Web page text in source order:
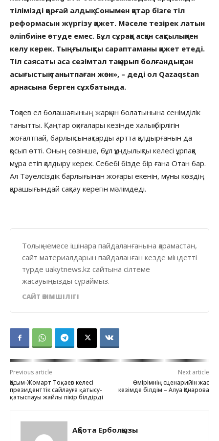
тілімізді қорғай алдық. Сонымен қатар бізге тіл
реформасын жүргізу қажет. Мәселе тезірек латын
әліпбиіне өтуде емес. Бұл сұраққа асқан сақтылықпен
келу керек. Тыңғылықты сараптаманы қажет етеді.
Тіл саясаты аса сезімтал тақырып болғандықтан
асығыстық танытпаған жөн», – деді ол Qazaqstan
арнасына берген сұхбатында.
Тоқаев ел болашағының жарқын болатынына сенімділік
танытты. Қаңтар оқиғалары кезінде халық бірлігін
жоғалтпай, барлық сынақтарды артта қалдырғанын да
қосып өтті. Оның сөзінше, бұл құндылықты келесі ұрпаққа
мұра етіп қалдыру керек. Себебі бізде бір ғана Отан бар.
Ал Тәуелсіздік барлығынан жоғары екенін, мұны көздің
қарашығындай сақтау керегін мәлімдеді.
Толық немесе ішінара пайдаланғанына қарамастан,
сайт материалдарын пайдаланған кезде міндетті
түрде uakytnews.kz сайтына сілтеме
жасауыңызды сұраймыз.
САЙТ ӘКІМШІЛІГІ
Previous article
Қасым-Жомарт Тоқаев келесі
президенттік сайлауға қатысу-
қатыспауы жайлы пікір білдірді
Next article
Өмірімнің сценарийін жас
кезімде білдім – Алуа Қонарова
Ақбота Ерболқызы